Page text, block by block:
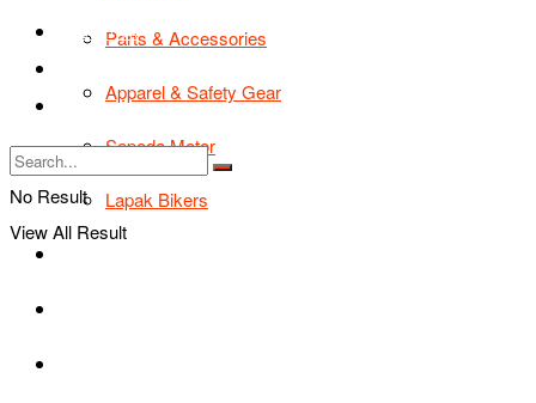
Parts & Accessories
Apparel & Safety Gear
Sepeda Motor
Lapak Bikers
TIPS & TRIK
Tentang Kami
No Result
View All Result